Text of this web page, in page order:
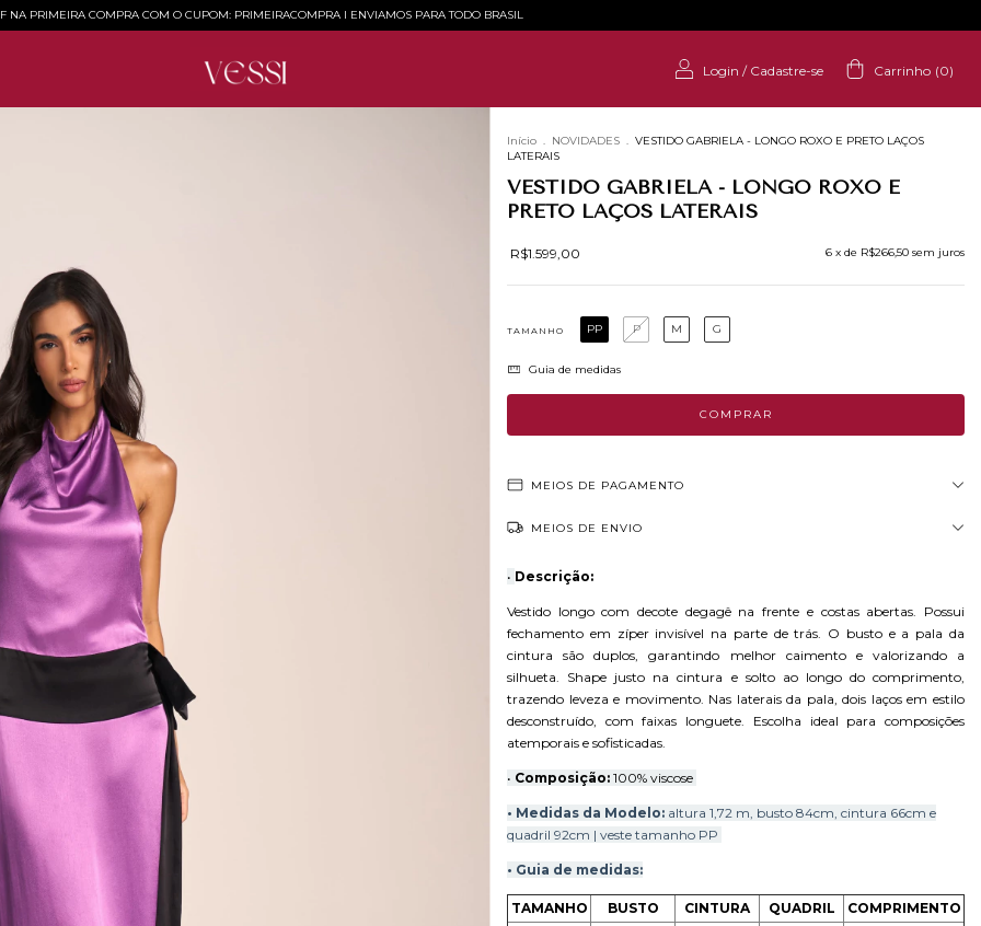
NA PRIMEIRA COMPRA COM O CUPOM: PRIMEIRACOMPRA l ENVIAMOS PARA TODO BRASIL
Login / Cadastre-se Carrinho (0)
Início . NOVIDADES . VESTIDO GABRIELA - LONGO ROXO E PRETO LAÇOS
LATERAIS
VESTIDO GABRIELA - LONGO ROXO E
PRETO LAÇOS LATERAIS
R$1.599,00 6 x de R$266,50 sem juros
TAMANHO PP P M G
Guia de medidas
MEIOS DE PAGAMENTO
MEIOS DE ENVIO
• Descrição:
Vestido longo com decote degagê na frente e costas abertas. Possui
fechamento em zíper invisível na parte de trás. O busto e a pala da
cintura são duplos, garantindo melhor caimento e valorizando a
silhueta. Shape justo na cintura e solto ao longo do comprimento,
trazendo leveza e movimento. Nas laterais da pala, dois laços em estilo
desconstruído, com faixas longuete. Escolha ideal para composições
atemporais e sofisticadas.
• Composição: 100% viscose
• Medidas da Modelo: altura 1,72 m, busto 84cm, cintura 66cm e
quadril 92cm | veste tamanho PP
• Guia de medidas:
TAMANHO BUSTO CINTURA QUADRIL
COMPRIMENTO